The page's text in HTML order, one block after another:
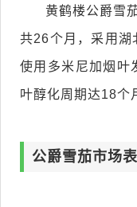
黄鹤楼公爵雪
共26个月，采用湖
使用多米尼加烟叶
叶醇化周期达18个
公爵雪茄市场